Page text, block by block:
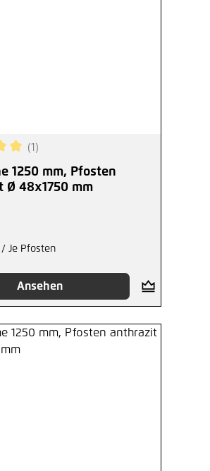
Bewertung von 5 von 5
(1)
1250 mm, Pfosten
Ø 48x1750 mm
/ Je Pfosten
Ansehen